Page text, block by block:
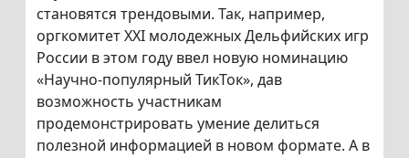
становятся трендовыми. Так, например,
оргкомитет XXI молодежных Дельфийских игр
России в этом году ввел новую номинацию
«Научно-популярный ТикТок», дав
возможность участникам
продемонстрировать умение делиться
полезной информацией в новом формате. А в